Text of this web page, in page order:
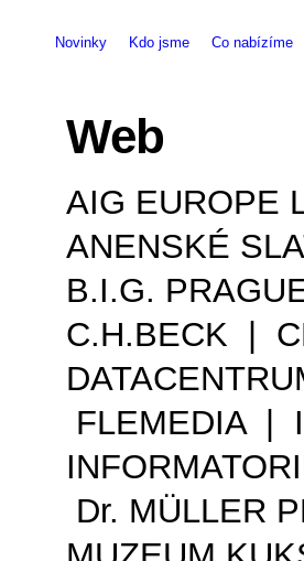
Novinky Kdo jsme Co nabízíme
Web
AIG EUROPE
ANENSKÉ
B.I.G.
C.H.BECK |
FLEMEDIA |
Dr. MÜLLER